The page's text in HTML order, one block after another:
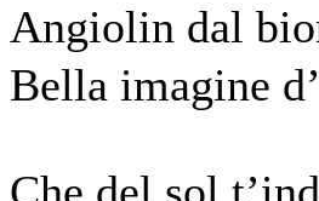
Angiolin dal
Bella imagine